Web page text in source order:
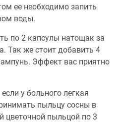
ее необходимо запить
воды.
по 2 капсулы натощак за
Так же стоит добавить 4
Эффект вас приятно
у больного легкая
пыльцу сосны в
цветочной пыльцой по 3